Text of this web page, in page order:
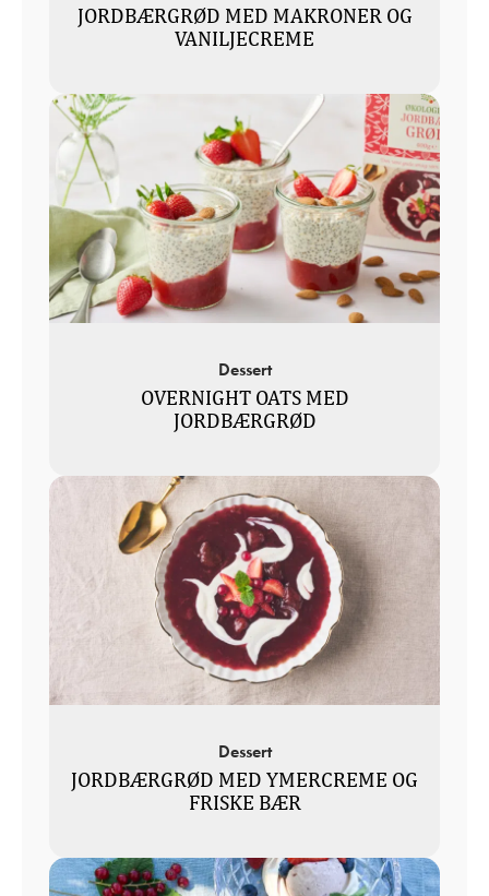
JORDBÆRGRØD MED MAKRONER OG
VANILJECREME
Dessert
OVERNIGHT OATS MED
JORDBÆRGRØD
Dessert
JORDBÆRGRØD MED YMERCREME OG
FRISKE BÆR